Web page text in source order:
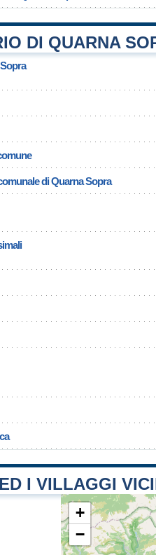
DI QUARNA
di Quarna Sopra
I VILLAGGI
+
−